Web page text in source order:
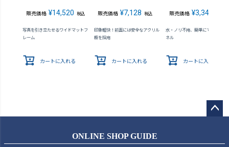
販売価格 ¥14,520 税込
写真を引き立たせるワイドマットフ
レーム
カートに入れる
販売価格 ¥7,128 税込
印象軽快！前面には安全なアクリル
板を採用
カートに入れる
販売価格 ¥3,344
水・ノリ不用、簡単にできる写真
ネル
カートに入れる
ップ
ONLINE SHOP GUIDE